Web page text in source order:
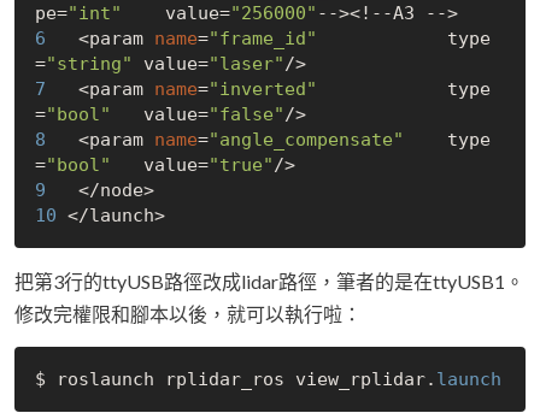
pe="int"
    value=
"256000"
--><!--A3 -->
6
  <param
name="frame_id"
            type
="string" value="laser"
/>
7
  <param
name="inverted"
            type
="bool"
   value=
"false"
/>
8
  <param
name="angle_compensate"
    type
="bool"
   value=
"true"
/>
9
  </node>
10
</launch>
把第3行的ttyUSB路徑改成lidar路徑，筆者的是在ttyUSB1。
修改完權限和腳本以後，就可以執行啦：
$ roslaunch rplidar_ros view_rplidar. launch